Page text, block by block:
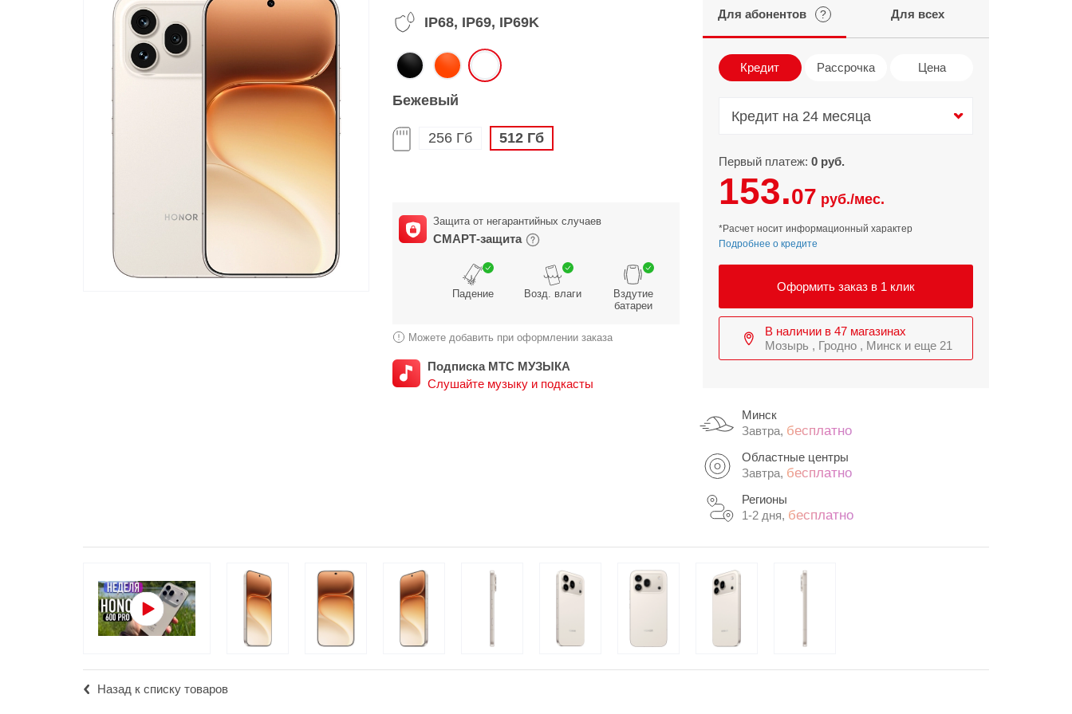
POCO
POCO F
POCO X
POCO C
realme
realme C
realme 14
Infinix GT
Infinix Note
Телевизоры
Гаджеты
Мобильные кассы
Cертификаты
IP68, IP69, IP69K
Бежевый
256 Гб 512 Гб
Защита от негарантийных случаев
СМАРТ-защита
Падение Возд. влаги
Вздутие
батареи
Можете добавить при оформлении заказа
Подписка МТС МУЗЫКА
Слушайте музыку и подкасты
Для абонентов ? Для всех
Кредит Рассрочка Цена
Кредит на 24 месяца
Первый платеж: 0 руб.
153.07 руб./мес.
*Расчет носит информационный характер
Подробнее о кредите
Оформить заказ в 1 клик
В наличии в 47 магазинах
Мозырь , Гродно , Минск и еще 21
Кредит на 24 месяца
Минск
Завтра, бесплатно
Областные центры
Завтра, бесплатно
Регионы
1-2 дня, бесплатно
Назад к списку товаров